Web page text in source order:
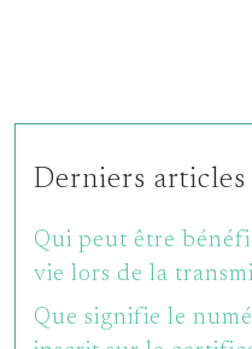
Derniers articles
Qui peut être
vie lors de la
Que signifie le